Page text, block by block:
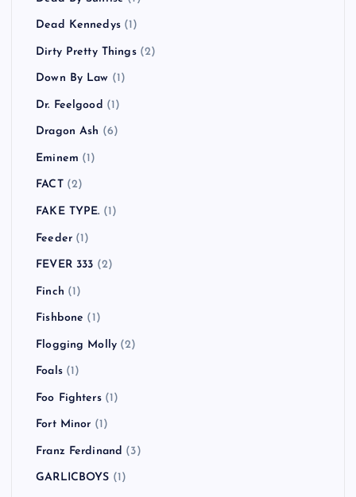
Dead Kennedys(1)
Dirty Pretty Things(2)
Down By Law (1)
Dr. Feelgood (1)
Dragon Ash (6)
Eminem (1)
FACT(2)
FAKE TYPE. (1)
Feeder(1)
FEVER 333 (2)
Finch (1)
Fishbone (1)
Flogging Molly (2)
Foals(1)
Foo Fighters(1)
Fort Minor (1)
Franz Ferdinand (3)
GARLICBOYS (1)